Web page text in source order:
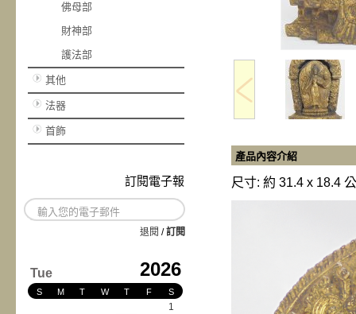
佛母部
財神部
護法部
其他
法器
首飾
訂閱電子報
退閱 /訂閱
Tue 2026
S M T W T F S
1
產品內容介紹
尺寸: 約 31.4 x 18.4